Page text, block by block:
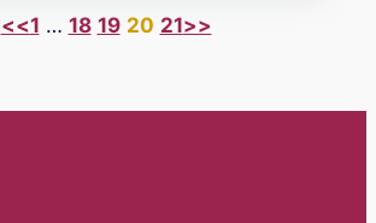
<<1 … 18 19 20 21>>